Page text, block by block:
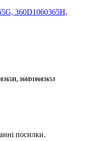
360D1060365J
посилки.